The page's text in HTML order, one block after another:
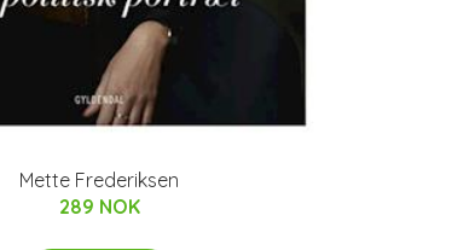
Mette Frederiksen
289 NOK